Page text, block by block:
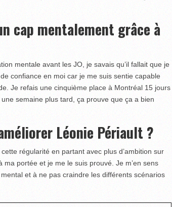
cap mentalement grâce à
mentale avant les JO, je savais qu’il fallait que je
confiance en moi car je me suis sentie capable
Je refais une cinquième place à Montréal 15 jours
semaine plus tard, ça prouve que ça a bien
Léonie Périault ?
régularité en partant avec plus d’ambition sur
portée et je me le suis prouvé. Je m’en sens
et à ne pas craindre les différents scénarios